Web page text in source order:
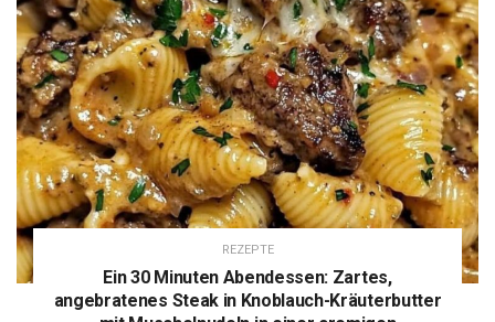
REZEPTE
Ein 30 Minuten Abendessen: Zartes,
angebratenes Steak in Knoblauch-Kräuterbutter